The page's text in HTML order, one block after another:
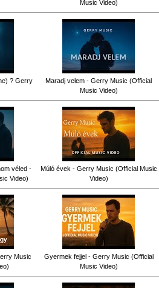
Music Video)
? Gerry
Maradj velem - Gerry Music (Official
Music Video)
véled -
Video)
Múló évek - Gerry Music (Official Music
Video)
Music
Gyermek fejjel - Gerry Music (Official
Music Video)